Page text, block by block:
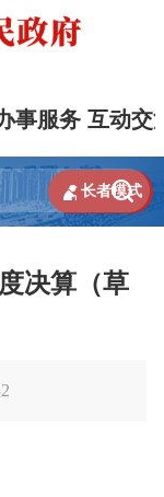
事服务 互动交

 长者模式
决算（草